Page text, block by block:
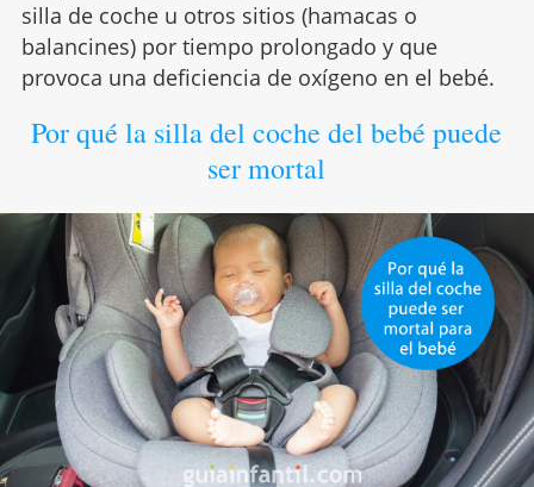
silla de coche u otros sitios (hamacas o
balancines) por tiempo prolongado y que
provoca una deficiencia de oxígeno en el bebé.
Por qué la silla del coche del bebé puede
ser mortal